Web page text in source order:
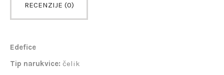
RECENZIJE (0)
Edefice
Tip narukvice: čelik